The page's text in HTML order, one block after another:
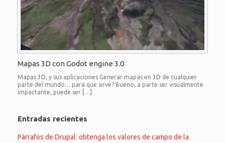
Mapas 3D con Godot engine 3.0
Mapas 3D, y sus aplicaciones Generar mapas en 3D de cualquier
parte del mundo… para que sirve? Bueno, a parte ser visualmente
impactante, puede ser […]
Entradas recientes
Párrafos de Drupal: obtenga los valores de campo de la